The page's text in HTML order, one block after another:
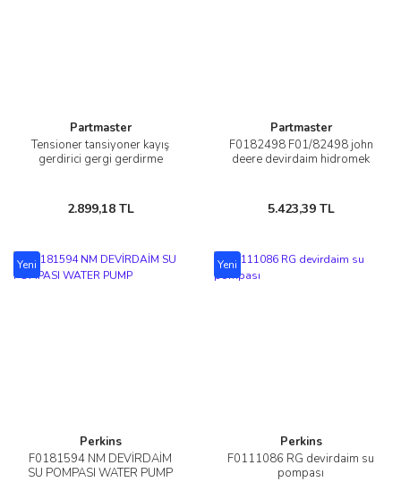
Partmaster
Tensioner tansiyoner kayış
gerdirici gergi gerdirme
2.899,18 TL
Partmaster
F0182498 F01/82498 john
deere devirdaim hidromek
5.423,39 TL
Yeni
Perkins
F0181594 NM DEVİRDAİM
SU POMPASI WATER PUMP
Yeni
Perkins
F0111086 RG devirdaim su
pompası